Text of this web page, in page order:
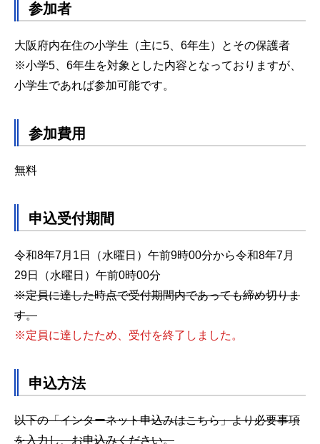
参加者
大阪府内在住の小学生（主に5、6年生）とその保護者
※小学5、6年生を対象とした内容となっておりますが、
小学生であれば参加可能です。
参加費用
無料
申込受付期間
令和8年7月1日（水曜日）午前9時00分から令和8年7月
29日（水曜日）午前0時00分
※定員に達した時点で受付期間内であっても締め切りま
す。
※定員に達したため、受付を終了しました。
申込方法
以下の「インターネット申込みはこちら」より必要事項
を入力し、お申込みください。